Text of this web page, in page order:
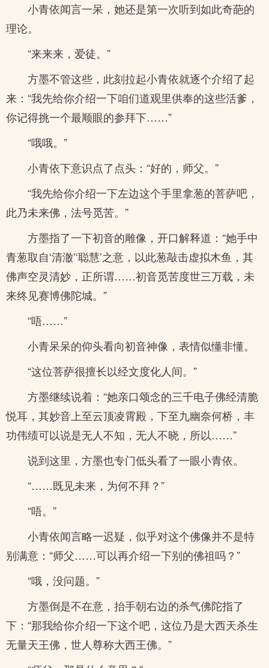
小青依闻言一呆，她还是第一次听到如此奇葩的
理论。
“来来来，爱徒。”
方墨不管这些，此刻拉起小青依就逐个介绍了起
来：“我先给你介绍一下咱们道观里供奉的这些活爹，
你记得挑一个最顺眼的参拜下……”
“哦哦。”
小青依下意识点了点头：“好的，师父。”
“我先给你介绍一下左边这个手里拿葱的菩萨吧，
此乃未来佛，法号觅苦。”
方墨指了一下初音的雕像，开口解释道：“她手中
青葱取自‘清澈’‘聪慧’之意，以此葱敲击虚拟木鱼，其
佛声空灵清妙，正所谓……初音觅苦度世三万载，未
来终见赛博佛陀城。”
“唔……”
小青呆呆的仰头看向初音神像，表情似懂非懂。
“这位菩萨很擅长以经文度化人间。”
方墨继续说着：“她亲口颂念的三千电子佛经清脆
悦耳，其妙音上至云顶凌霄殿，下至九幽奈何桥，丰
功伟绩可以说是无人不知，无人不晓，所以……”
说到这里，方墨也专门低头看了一眼小青依。
“……既见未来，为何不拜？”
“唔。”
小青依闻言略一迟疑，似乎对这个佛像并不是特
别满意：“师父……可以再介绍一下别的佛祖吗？”
“哦，没问题。”
方墨倒是不在意，抬手朝右边的杀气佛陀指了
下：“那我给你介绍一下这个吧，这位乃是大西天杀生
无量天王佛，世人尊称大西王佛。”